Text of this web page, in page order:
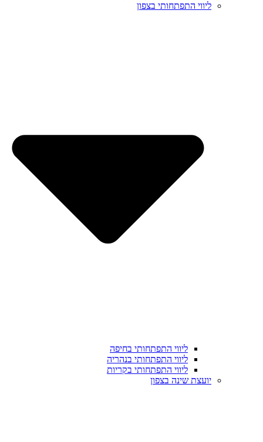
ליווי התפתחותי בצפון
ליווי התפתחותי בחיפה
ליווי התפתחותי בנהריה
ליווי התפתחותי בקריות
יועצת שינה בצפון